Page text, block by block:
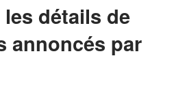
détails de
annoncés par